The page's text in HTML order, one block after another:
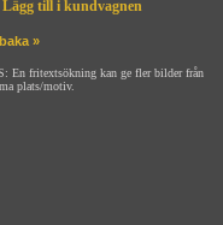
Lägg till i kundvagnen
»
En fritextsökning kan ge fler bilder från
plats/motiv.